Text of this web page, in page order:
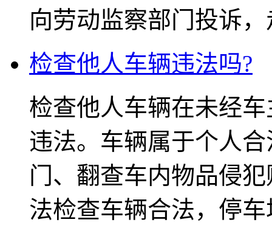
向劳动监察部门投诉
检查他人车辆违法吗?
检查他人车辆在未经
违法。车辆属于个人
门、翻查车内物品侵
法检查车辆合法，停